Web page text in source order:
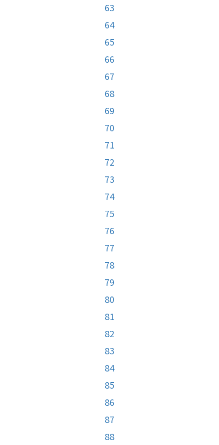
63
64
65
66
67
68
69
70
71
72
73
74
75
76
77
78
79
80
81
82
83
84
85
86
87
88